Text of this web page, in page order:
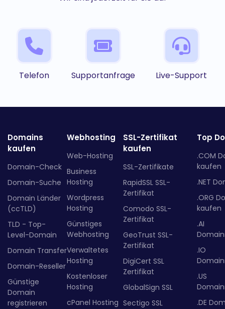
Telefon Supportanfrage Live-Support
Domains
kaufen
Domain-Check
Domain-Suche
Domain Länder
(ccTLD)
TLD - Top-
Level-Domain
Domain Transfer
Domain-Reseller
Günstige
Domain
registrieren
Webhosting
Web-Hosting
Business
Hosting
Wordpress
Hosting
Günstiges
Webhosting
Verwaltetes
Hosting
Kostenloser
Hosting
cPanel Hosting
SSL-Zertifikat
kaufen
SSL-Zertifikate
RapidSSL SSL-
Zertifikat
Comodo SSL-
Zertifikat
GeoTrust SSL-
Zertifikat
DigiCert SSL
Zertifikat
GlobalSign SSL
Sectigo SSL
Top
.COM
kaufen
.NET
.ORG
kaufen
.AI
.IO
.US
.DE